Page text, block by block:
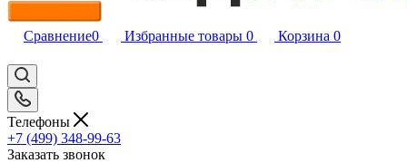
Сравнение0 Избранные товары 0 Корзина 0
Телефоны
+7 (499) 348-99-63
Заказать звонок